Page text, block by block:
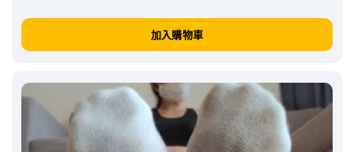
加入購物車